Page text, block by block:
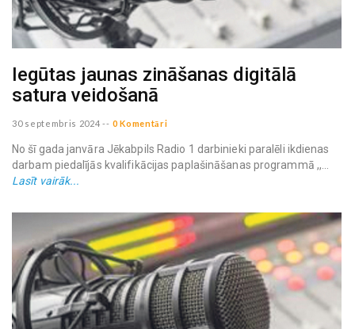
Iegūtas jaunas zināšanas digitālā
satura veidošanā
30 septembris 2024 -- 0 Komentāri
No šī gada janvāra Jēkabpils Radio 1 darbinieki paralēli ikdienas
darbam piedalījās kvalifikācijas paplašināšanas programmā ,,...
Lasīt vairāk...